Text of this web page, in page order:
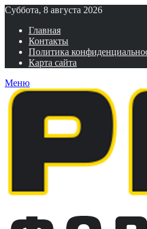
Суббота, 8 августа 2026
Главная
Контакты
Политика
Карта сайта
Меню